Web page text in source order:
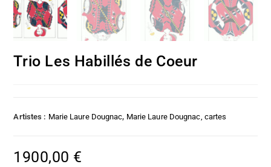
Trio Les Habillés de Coeur
Artistes : Marie Laure Dougnac, Marie Laure Dougnac, cartes
1900,00 €